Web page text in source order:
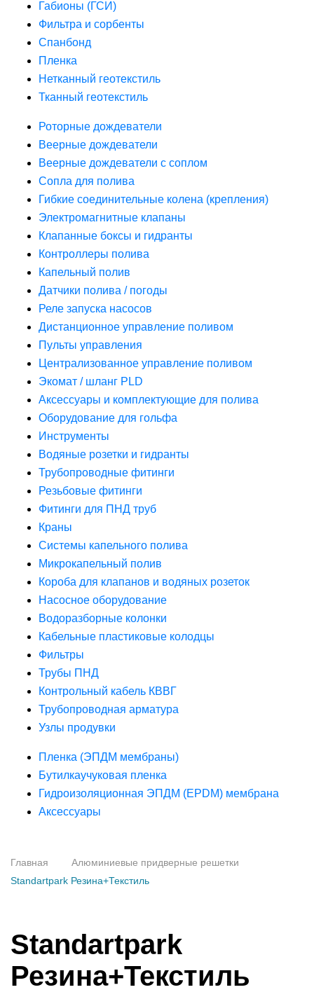
Габионы (ГСИ)
Фильтра и сорбенты
Спанбонд
Пленка
Нетканный геотекстиль
Тканный геотекстиль
Роторные дождеватели
Веерные дождеватели
Веерные дождеватели с соплом
Сопла для полива
Гибкие соединительные колена (крепления)
Электромагнитные клапаны
Клапанные боксы и гидранты
Контроллеры полива
Капельный полив
Датчики полива / погоды
Реле запуска насосов
Дистанционное управление поливом
Пульты управления
Централизованное управление поливом
Экомат / шланг PLD
Аксессуары и комплектующие для полива
Оборудование для гольфа
Инструменты
Водяные розетки и гидранты
Трубопроводные фитинги
Резьбовые фитинги
Фитинги для ПНД труб
Краны
Системы капельного полива
Микрокапельный полив
Короба для клапанов и водяных розеток
Насосное оборудование
Водоразборные колонки
Кабельные пластиковые колодцы
Фильтры
Трубы ПНД
Контрольный кабель КВВГ
Трубопроводная арматура
Узлы продувки
Пленка (ЭПДМ мембраны)
Бутилкаучуковая пленка
Гидроизоляционная ЭПДМ (EPDM) мембрана
Аксессуары
Главная
Алюминиевые придверные решетки
Standartpark Резина+Текстиль
Standartpark
Резина+Текстиль